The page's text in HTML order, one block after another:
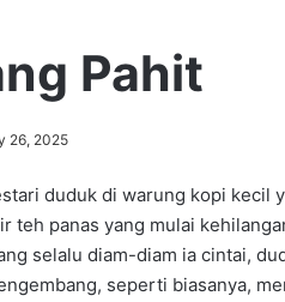
Pahit
26, 2025
duduk di warung kopi kecil
teh panas yang mulai
selalu diam-diam ia cintai,
seperti biasanya,